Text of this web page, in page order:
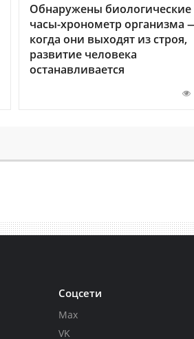
Обнаружены биологические
часы-хронометр организма
когда они выходят из строя,
развитие человека
останавливается
Соцсети
Max
VK